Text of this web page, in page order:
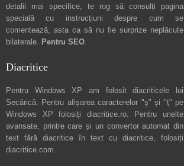
detalii mai specifice, te rog să consulți pagina
specială cu instrucțiuni despre cum se
comentează, asta ca să nu fie surprize neplăcute
bilaterale. Pentru SEO.
Diacritice
Pentru Windows XP am folosit diacriticele lui
Secărică. Pentru afișarea caracterelor "ș" și "ț" pe
Windows XP folosiți diacritice.ro. Pentru unelte
avansate, printre care și un convertor automat din
text fără diacritice în text cu diacritice, folosiți
diacritice.com.